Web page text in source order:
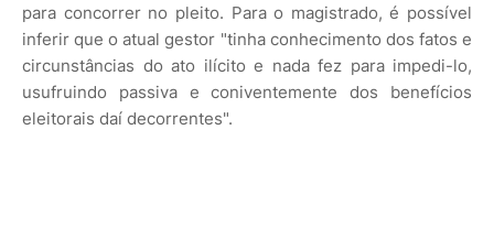
para concorrer no pleito. Para o magistrado, é possível
inferir que o atual gestor "tinha conhecimento dos fatos e
circunstâncias do ato ilícito e nada fez para impedi-lo,
usufruindo passiva e coniventemente dos benefícios
eleitorais daí decorrentes".